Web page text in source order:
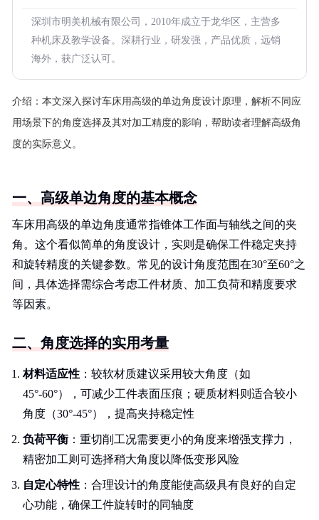
深圳市明美机械有限公司，2010年成立于龙华区，主营多
种机床及教学设备。深耕行业，研发强，产品优质，远销
海外，获广泛认可。
介绍： 本文深入探讨车床用高级的单边角度设计原理，解析不同应
用场景下的角度选择及其对加工精度的影响，帮助读者理解高级角
度的实际意义。
一、高级单边角度的基本概念
车床用高级的单边角度通常指锥体工作面与轴线之间的夹
角。这个看似简单的角度设计，实则是确保工件稳定夹持
和旋转精度的关键参数。常见的设计角度范围在30°至60°之
间，具体选择需综合考虑工件材质、加工负荷和精度要求
等因素。
二、角度选择的实用考量
材料适应性 ：较软材质建议采用较大角度（如
45°-60°），可减少工件表面压痕；硬质材料则适合较小
角度（30°-45°），提高夹持稳定性
负荷平衡 ：重切削工况需要更小的角度来增强支撑力，
精密加工则可选择稍大角度以降低变形风险
自定心特性 ：合理设计的角度能使高级具有良好的自定
心功能，确保工件旋转时的同轴度